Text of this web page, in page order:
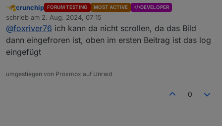
Spoiler
Edit:
Ich schätze, die Meldung kommt
(lesend) aktiviert hat.
Endeffekt kann er bei setup first entweder nicht zur
DB verbinden oder es kommt vorher zu einem
Fehler den man auf dem Screenshot nicht sieht.
Abwesend
crunchip FORUM TESTING MOST ACTIVE DEVELOPER
schrieb am 2. Aug. 2024, 07:15
zuletzt editiert von
@foxriver76 ich kann da nicht scrollen, da das Bild
dann eingefroren ist, oben im ersten Beitrag ist das log
eingefügt
umgestiegen von Proxmox auf Unraid
0